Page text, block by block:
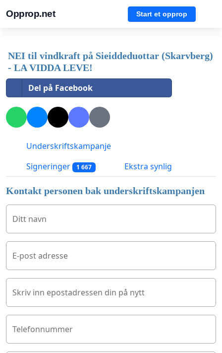
Opprop.net Start et opprop
NEI til vindkraft på Sieiddeduottar (Skarvberg)
- LA VIDDA LEVE!
Del på Facebook
Underskriftskampanje
Signeringer
1 667 Ekstra synlig
Kontakt personen bak underskriftskampanjen
Ditt navn
E-post adresse
Skriv inn epostadressen din på nytt
Telefonnummer